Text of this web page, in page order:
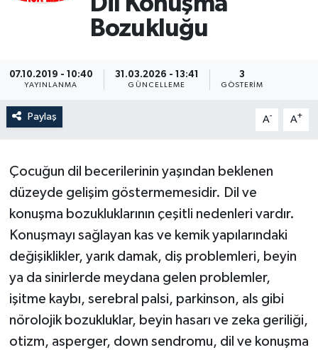
Bozukluğu
07.10.2019 - 10:40
YAYINLANMA
31.03.2026 - 13:41
GÜNCELLEME
3
GÖSTERIM
Paylaş A- A+
Çocuğun dil becerilerinin yaşından beklenen
düzeyde gelişim göstermemesidir. Dil ve
konuşma bozukluklarının çeşitli nedenleri vardır.
Konuşmayı sağlayan kas ve kemik yapılarındaki
değişiklikler, yarık damak, diş problemleri, beyin
ya da sinirlerde meydana gelen problemler,
işitme kaybı, serebral palsi, parkinson, als gibi
nörolojik bozukluklar, beyin hasarı ve zeka geriliği,
otizm, asperger, down sendromu, dil ve konuşma